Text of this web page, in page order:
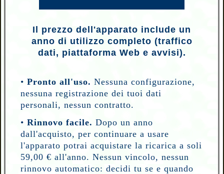
Il prezzo dell'apparato include un
anno di utilizzo completo (traffico
dati, piattaforma Web e avvisi).
•Pronto all'uso. Nessuna configurazione,
nessuna registrazione dei tuoi dati
personali, nessun contratto.
•Rinnovo facile.Dopo un anno
dall'acquisto, per continuare a usare
l'apparato potrai acquistare la ricarica a soli
59,00 € all'anno. Nessun vincolo, nessun
rinnovo automatico: decidi tu se e quando